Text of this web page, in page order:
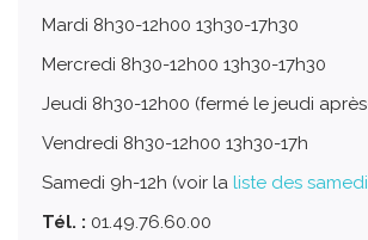
Mardi 8h30-12h00 13h30-17h30
Mercredi 8h30-12h00 13h30-17h30
Jeudi 8h30-12h00 (fermé le jeudi
Vendredi 8h30-12h00 13h30-17h
Samedi 9h-12h (voir la liste des
Tél. : 01.49.76.60.00